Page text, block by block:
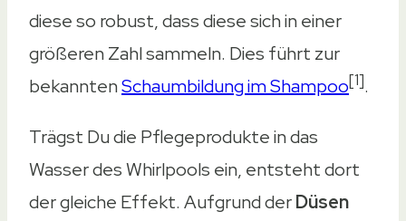
diese so robust, dass diese sich in einer
größeren Zahl sammeln. Dies führt zur
bekanntenSchaumbildung im Shampoo[1].
Trägst Du die Pflegeprodukte in das
Wasser des Whirlpools ein, entsteht dort
der gleiche Effekt. Aufgrund derDüsen